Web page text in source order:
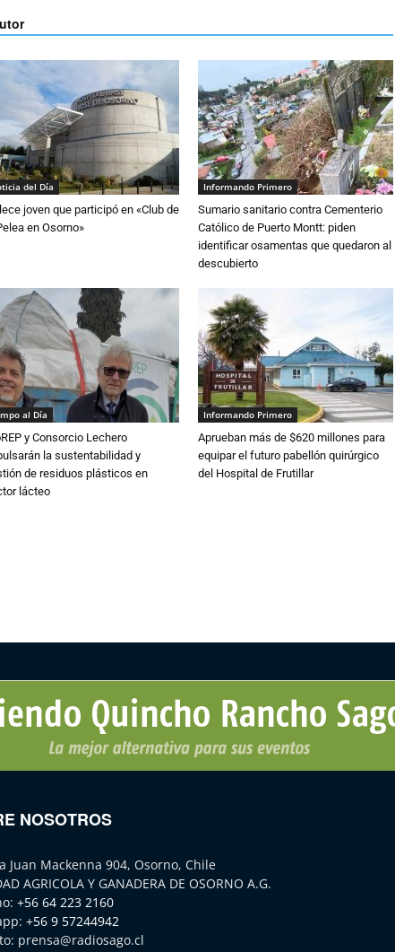
del Día
joven que participó en «Club de
en Osorno»
Informando Primero
Sumario sanitario contra Cementerio
Católico de Puerto Montt: piden
identificar osamentas que quedaron al
descubierto
al Día
y Consorcio Lechero
la sustentabilidad y
de residuos plásticos en
lácteo
Informando Primero
Aprueban más de $620 millones para
equipar el futuro pabellón quirúrgico
del Hospital de Frutillar
NOSOTROS
Juan Mackenna 904, Osorno, Chile
AGRICOLA Y GANADERA DE OSORNO A.G.
+56 64 223 2160
+56 9 57244942
prensa@radiosago.cl